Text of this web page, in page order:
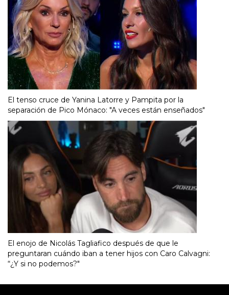
El tenso cruce de Yanina Latorre y Pampita por la
separación de Pico Mónaco: "A veces están enseñados"
El enojo de Nicolás Tagliafico después de que le
preguntaran cuándo iban a tener hijos con Caro Calvagni:
“¿Y si no podemos?"